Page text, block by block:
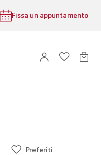
Fissa un appuntamento
Preferiti